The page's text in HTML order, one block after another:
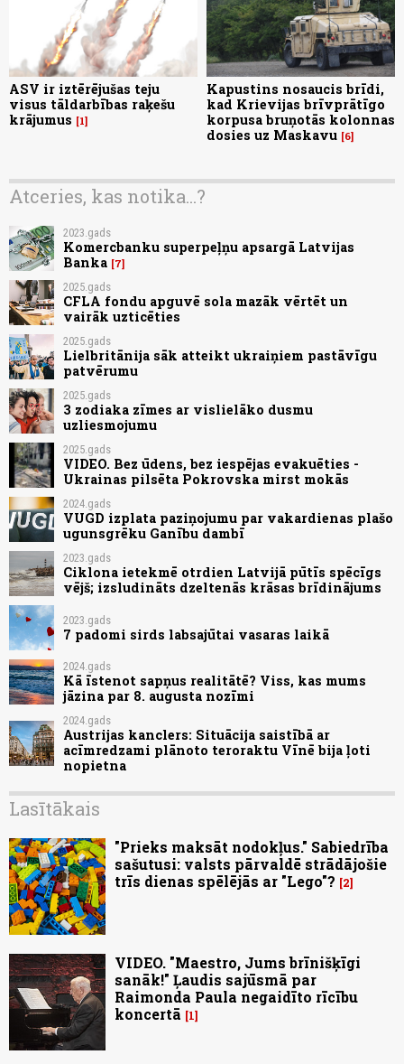
ASV ir iztērējušas teju
visus tāldarbības raķešu
krājumus
1
Kapustins nosaucis brīdi,
kad Krievijas brīvprātīgo
korpusa bruņotās kolonnas
dosies uz Maskavu 6
Atceries, kas notika...?
2023.gads
Komercbanku superpeļņu apsargā Latvijas
Banka 7
2025.gads
CFLA fondu apguvē sola mazāk vērtēt un
vairāk uzticēties
2025.gads
Lielbritānija sāk atteikt ukraiņiem pastāvīgu
patvērumu
2025.gads
3 zodiaka zīmes ar vislielāko dusmu
uzliesmojumu
2025.gads
VIDEO. Bez ūdens, bez iespējas evakuēties -
Ukrainas pilsēta Pokrovska mirst mokās
2024.gads
VUGD izplata paziņojumu par vakardienas plašo
ugunsgrēku Ganību dambī
2023.gads
Ciklona ietekmē otrdien Latvijā pūtīs spēcīgs
vējš; izsludināts dzeltenās krāsas brīdinājums
2023.gads
7 padomi sirds labsajūtai vasaras laikā
2024.gads
Kā īstenot sapņus realitātē? Viss, kas mums
jāzina par 8. augusta nozīmi
2024.gads
Austrijas kanclers: Situācija saistībā ar
acīmredzami plānoto teroraktu Vīnē bija ļoti
nopietna
Lasītākais
"Prieks maksāt nodokļus." Sabiedrība
sašutusi: valsts pārvaldē strādājošie
trīs dienas spēlējās ar "Lego"?
2
VIDEO. "Maestro, Jums brīnišķīgi
sanāk!" Ļaudis sajūsmā par
Raimonda Paula negaidīto rīcību
koncertā
1